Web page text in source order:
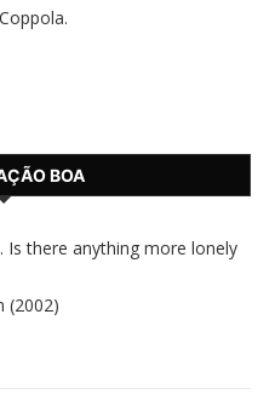
BOA
Is there anything more lonely
(2002)